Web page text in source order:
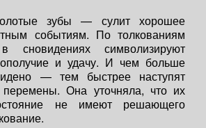
зубы — сулит хорошее
событиям. По толкованиям
символизируют
и удачу. И чем больше
— тем быстрее наступят
перемены. Она уточняла, что их
не имеют решающего